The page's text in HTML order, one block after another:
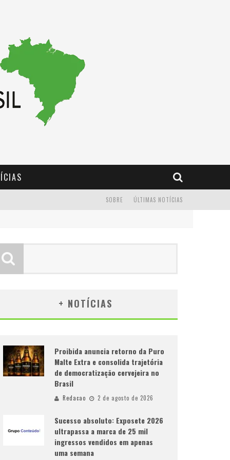
ÚLTIMAS NOTÍCIAS
SOBRE
+ NOTÍCIAS
Proibida anuncia retorno da Puro
Malte Extra e consolida trajetória
de democratização cervejeira no
Brasil
Redacao 2 de agosto de 2026
Sucesso absoluto: Exposete 2026
ultrapassa a marca de 25 mil
ingressos vendidos em apenas
uma semana